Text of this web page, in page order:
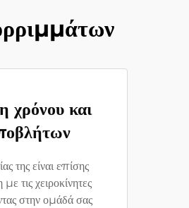
χρόνου και
της είναι επίσης
τις χειροκίνητες
στην ομάδά σας